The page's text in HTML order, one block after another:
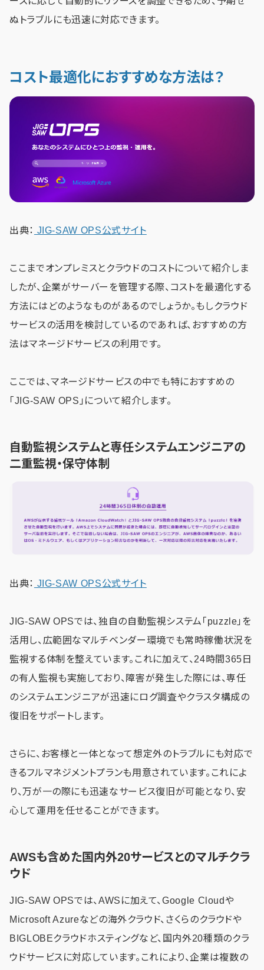
ぬトラブルにも迅速に対応できます。
コスト最適化におすすめな方法は？
出典： JIG-SAW OPS公式サイト
ここまでオンプレミスとクラウドのコストについて紹介しま
したが、企業がサーバーを管理する際、コストを最適化する
方法にはどのようなものがあるのでしょうか。もしクラウド
サービスの活用を検討しているのであれば、おすすめの方
法はマネージドサービスの利用です。
ここでは、マネージドサービスの中でも特におすすめの
「JIG-SAW OPS」について紹介します。
自動監視システムと専任システムエンジニアの
二重監視・保守体制
出典： JIG-SAW OPS公式サイト
JIG-SAW OPSでは、独自の自動監視システム「puzzle」を
活用し、広範囲なマルチベンダー環境でも常時稼働状況を
監視する体制を整えています。これに加えて、24時間365日
の有人監視も実施しており、障害が発生した際には、専任
のシステムエンジニアが迅速にログ調査やクラスタ構成の
復旧をサポートします。
さらに、お客様と一体となって想定外のトラブルにも対応で
きるフルマネジメントプランも用意されています。これによ
り、万が一の際にも迅速なサービス復旧が可能となり、安
心して運用を任せることができます。
AWSも含めた国内外20サービスとのマルチクラ
ウド
JIG-SAW OPSでは、AWSに加えて、Google Cloudや
Microsoft Azureなどの海外クラウド、さくらのクラウドや
BIGLOBEクラウドホスティングなど、国内外20種類のクラ
ウドサービスに対応しています。これにより、企業は複数の